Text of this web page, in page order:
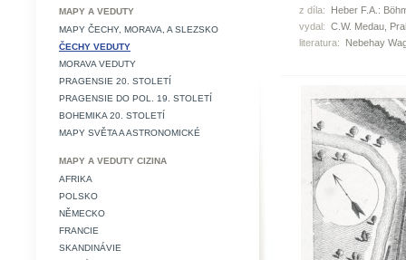
MAPY A VEDUTY
MAPY ČECHY, MORAVA, A SLEZSKO
ČECHY VEDUTY
MORAVA VEDUTY
PRAGENSIE 20. STOLETÍ
PRAGENSIE DO POL. 19. STOLETÍ
BOHEMIKA 20. STOLETÍ
MAPY SVĚTA A ASTRONOMICKÉ
MAPY A VEDUTY CIZINA
AFRIKA
POLSKO
NĚMECKO
FRANCIE
SKANDINÁVIE
z díla:
Heber F.A.:
vydal: C.W. Medau,
literatura:
Nebehay